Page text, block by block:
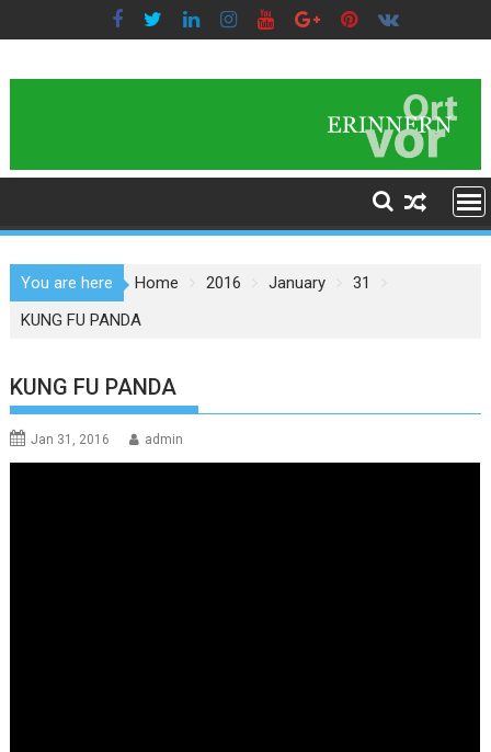
to
You are here Home 2016 January
31
KUNG FU PANDA
KUNG FU PANDA
Jan 31, 2016 admin